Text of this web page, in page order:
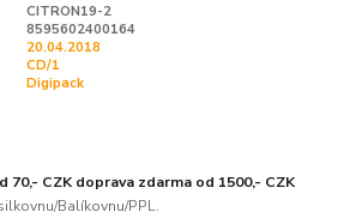
CITRON19-2
8595602400164
20.04.2018
CD/1
Digipack
70,- CZK doprava zdarma od 1500,- CZK
Balíkovnu/PPL.